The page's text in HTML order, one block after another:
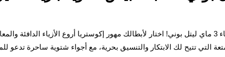
❄️🦄 استعد لموسم الشتاء مع لعبة موضة الشتاء 3 ماي ليتل بوني! اختار لأبطالك مهور إكوستريا أروع
التي تتيح لك الابتكار والتنسيق بحرية، مع أجواء شتوية ساحرة تدعو